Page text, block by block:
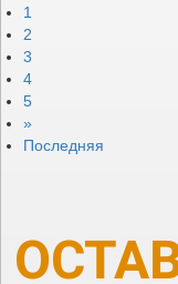
1
2
3
4
5
»
Последняя